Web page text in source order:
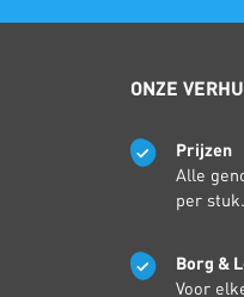
ONZE
Prijzen
Alle
per stuk.
Borg &
Voor